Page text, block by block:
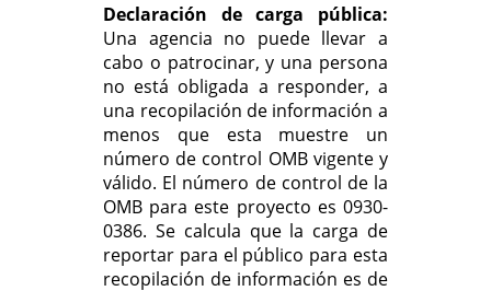
Declaración de carga pública:
Una agencia no puede llevar a
cabo o patrocinar, y una persona
no está obligada a responder, a
una recopilación de información a
menos que esta muestre un
número de control OMB vigente y
válido. El número de control de la
OMB para este proyecto es 0930-
0386. Se calcula que la carga de
reportar para el público para esta
recopilación de información es de